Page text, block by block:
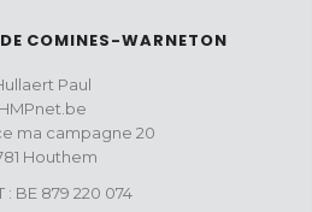
DE COMINES-WARNETON
Paul
HMPnet.be
ma campagne 20
Houthem
: BE 879 220 074